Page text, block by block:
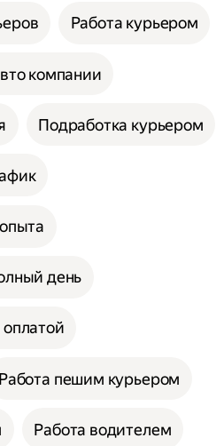
Работа курьером
компании
Подработка курьером
день
Работа пешим курьером
Работа водителем